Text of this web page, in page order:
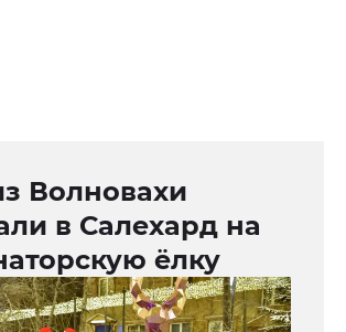
Волновахи
в Салехард на
ёлку